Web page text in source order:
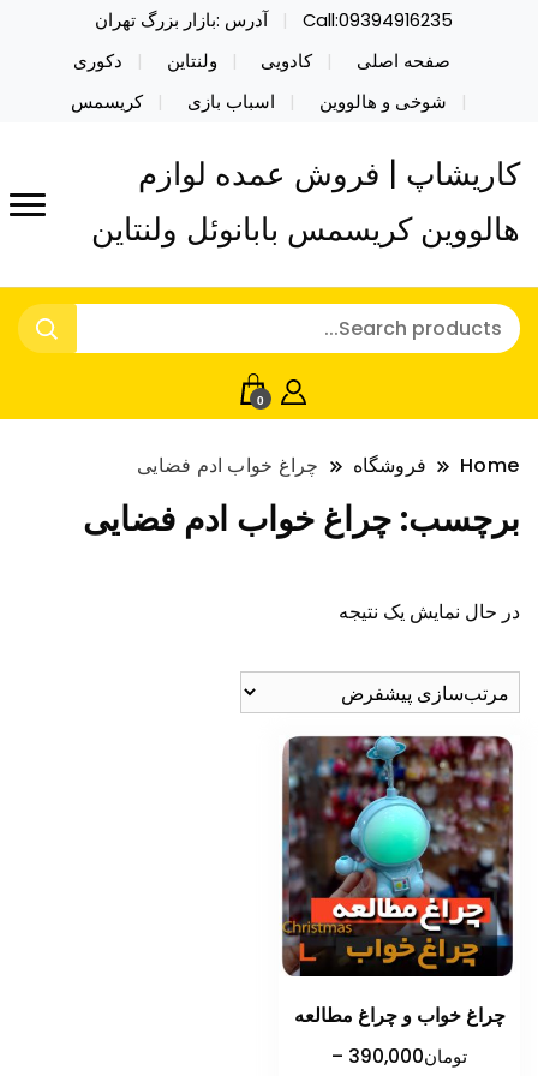
Call:09394916235
آدرس :بازار بزرگ تهران
صفحه اصلی
کادویی ولنتاین
دکوری
شوخی و هالووین
اسباب بازی کریسمس
کاریشاپ | فروش عمده لوازم
هالووین کریسمس بابانوئل ولنتاین
0
Home فروشگاه چراغ خواب ادم فضایی
برچسب: چراغ خواب ادم فضایی
در حال نمایش یک نتیجه
چراغ خواب و چراغ مطالعه
تومان390,000
–